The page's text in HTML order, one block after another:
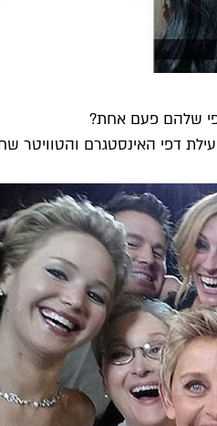
שלהם פעם אחת?
דפי האינסטגרם והטוויטר